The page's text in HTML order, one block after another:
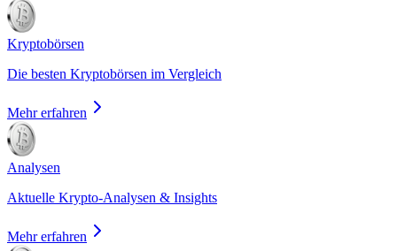
Kryptobörsen
Die besten Kryptobörsen im Vergleich
Mehr erfahren
Analysen
Aktuelle Krypto-Analysen & Insights
Mehr erfahren